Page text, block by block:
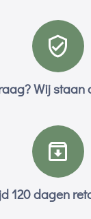
Wij staan
120 dagen